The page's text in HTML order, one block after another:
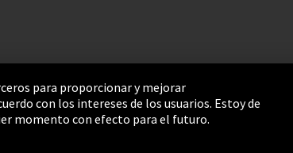
Settings Términos y Condiciones
para proporcionar y mejorar
con los intereses de los usuarios. Estoy de
momento con efecto para el futuro.